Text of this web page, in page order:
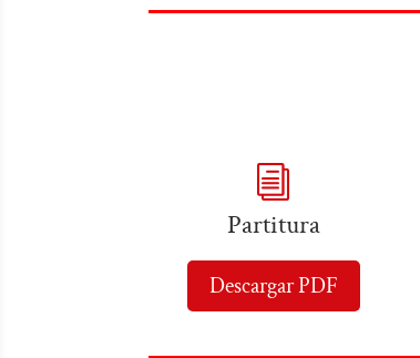
i
Partitura
Descargar PDF